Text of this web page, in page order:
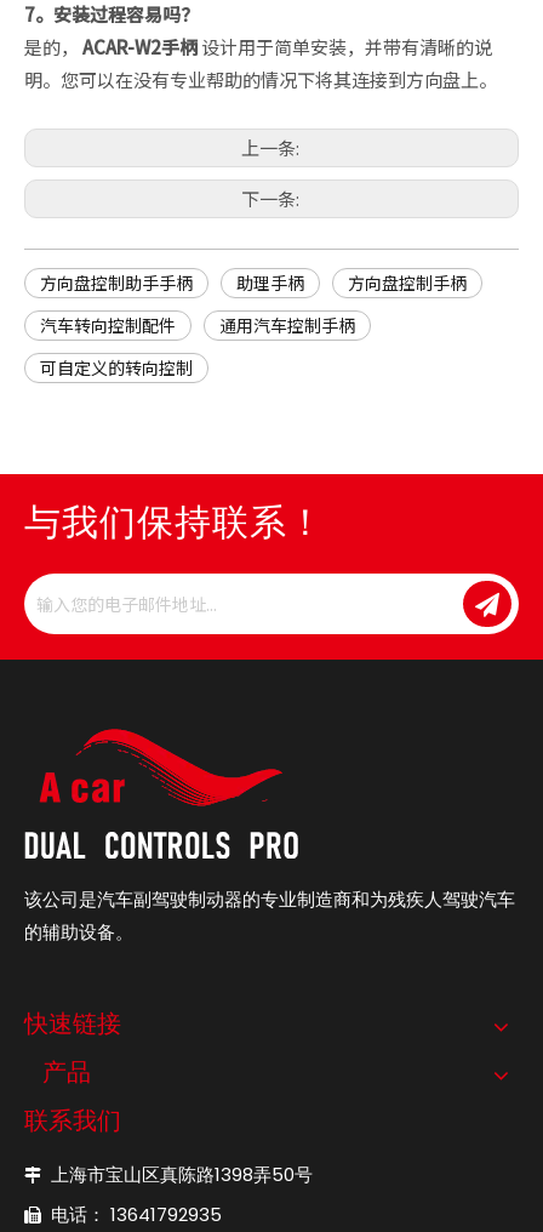
7。安装过程容易吗？
是的， ACAR-W2手柄设计用于简单安装，并带有清晰的说
明。您可以在没有专业帮助的情况下将其连接到方向盘上。
上一条:
下一条:
方向盘控制助手手柄 助理手柄
方向盘控制手柄
汽车转向控制配件
通用汽车控制手柄
可自定义的转向控制
与我们保持联系！
该公司是汽车副驾驶制动器的专业制造商和为残疾人驾驶汽车
的辅助设备。
快速链接
产品
联系我们
 上海市宝山区真陈路1398弄50号
 电话： 13641792935